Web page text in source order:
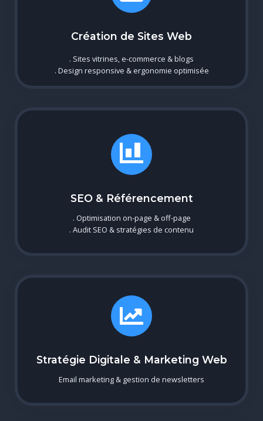
Création de Sites Web
. Sites vitrines, e-commerce & blogs
. Design responsive & ergonomie optimisée
SEO & Référencement
. Optimisation on-page & off-page
. Audit SEO & stratégies de contenu
Stratégie Digitale & Marketing Web
Email marketing & gestion de newsletters